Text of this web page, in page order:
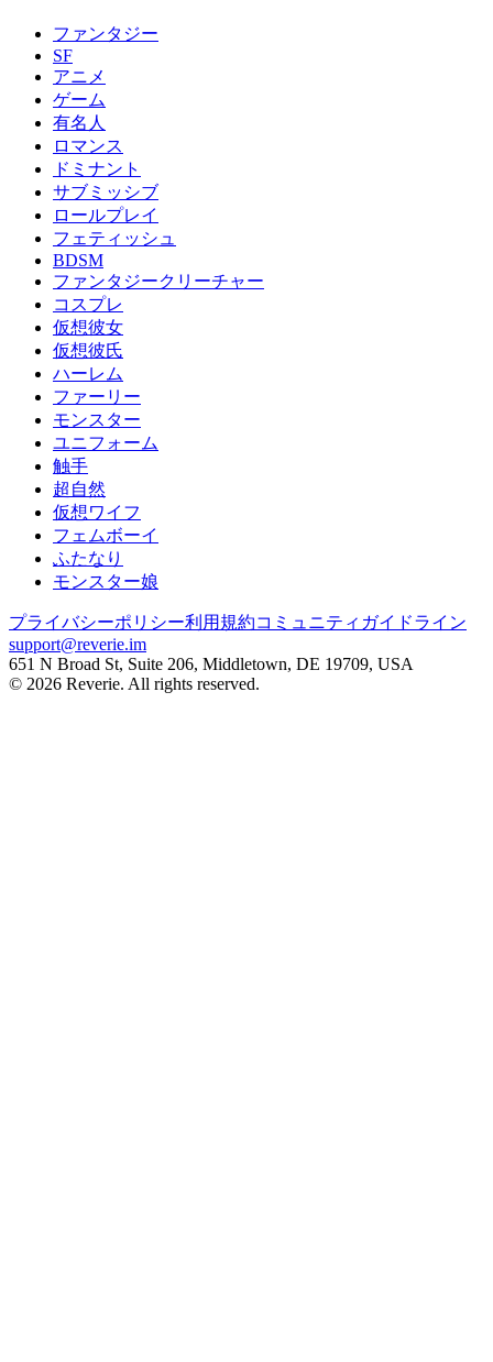
ファンタジー
SF
アニメ
ゲーム
有名人
ロマンス
ドミナント
サブミッシブ
ロールプレイ
フェティッシュ
BDSM
ファンタジークリーチャー
コスプレ
仮想彼女
仮想彼氏
ハーレム
ファーリー
モンスター
ユニフォーム
触手
超自然
仮想ワイフ
フェムボーイ
ふたなり
モンスター娘
プライバシーポリシー利用規約コミュニティガイドライン
support@reverie.im
651 N Broad St, Suite 206, Middletown, DE 19709, USA
© 2026 Reverie. All rights reserved.